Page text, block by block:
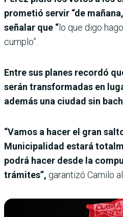
prometió servir “de
señalar que “ lo que digo
cumplo”.
Entre sus planes recordó
serán transformadas en
además una ciudad sin
“Vamos a hacer el gran
Municipalidad estará
podrá hacer desde la
trámites”, garantizó Camilo